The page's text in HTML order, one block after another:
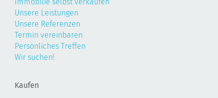
Unsere Leistungen
Unsere Referenzen
Termin vereinbaren
Persönliches Treffen
Wir suchen!
Kaufen